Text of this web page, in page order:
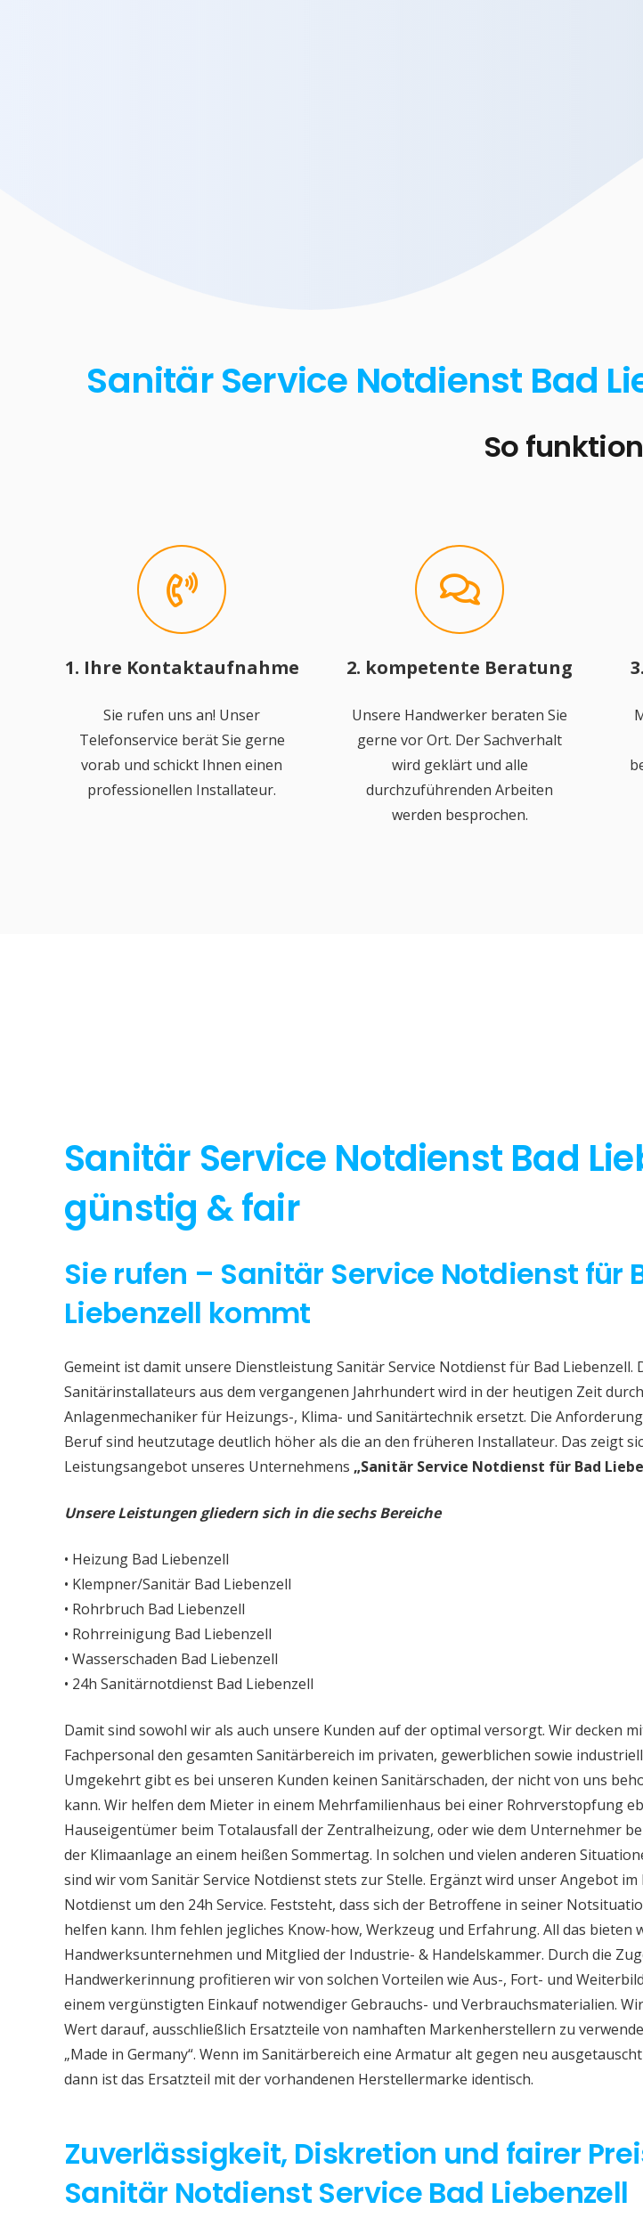
Sanitär Service Notdienst Bad
So
1. Ihre Kontaktaufnahme
Sie rufen uns an! Unser
Telefonservice berät Sie gerne
vorab und schickt Ihnen einen
professionellen Installateur.
2. kompetente Beratung
Unsere Handwerker beraten Sie
gerne vor Ort. Der Sachverhalt
wird geklärt und alle
durchzuführenden Arbeiten
werden besprochen.
Sanitär Service Notdienst Bad
günstig & fair
Sie rufen – Sanitär Service Notdienst für
Liebenzell kommt
Gemeint ist damit unsere Dienstleistung Sanitär Service Notdienst für Bad Liebenzell.
Sanitärinstallateurs aus dem vergangenen Jahrhundert wird in der heutigen Zeit
Anlagenmechaniker für Heizungs-, Klima- und Sanitärtechnik ersetzt. Die
Beruf sind heutzutage deutlich höher als die an den früheren Installateur. Das zeigt
Leistungsangebot unseres Unternehmens „Sanitär Service Notdienst für Bad
Unsere Leistungen gliedern sich in die sechs Bereiche
• Heizung Bad Liebenzell
• Klempner/Sanitär Bad Liebenzell
• Rohrbruch Bad Liebenzell
• Rohrreinigung Bad Liebenzell
• Wasserschaden Bad Liebenzell
• 24h Sanitärnotdienst Bad Liebenzell
Damit sind sowohl wir als auch unsere Kunden auf der optimal versorgt. Wir decken
Fachpersonal den gesamten Sanitärbereich im privaten, gewerblichen sowie
Umgekehrt gibt es bei unseren Kunden keinen Sanitärschaden, der nicht von uns
kann. Wir helfen dem Mieter in einem Mehrfamilienhaus bei einer Rohrverstopfung
Hauseigentümer beim Totalausfall der Zentralheizung, oder wie dem Unternehmer
der Klimaanlage an einem heißen Sommertag. In solchen und vielen anderen
sind wir vom Sanitär Service Notdienst stets zur Stelle. Ergänzt wird unser Angebot im
Notdienst um den 24h Service. Feststeht, dass sich der Betroffene in seiner
helfen kann. Ihm fehlen jegliches Know-how, Werkzeug und Erfahrung. All das bieten
Handwerksunternehmen und Mitglied der Industrie- & Handelskammer. Durch die
Handwerkerinnung profitieren wir von solchen Vorteilen wie Aus-, Fort- und
einem vergünstigten Einkauf notwendiger Gebrauchs- und Verbrauchsmaterialien.
Wert darauf, ausschließlich Ersatzteile von namhaften Markenherstellern zu
„Made in Germany“. Wenn im Sanitärbereich eine Armatur alt gegen neu
dann ist das Ersatzteil mit der vorhandenen Herstellermarke identisch.
Zuverlässigkeit, Diskretion und fairer
Sanitär Notdienst Service Bad Liebenzell